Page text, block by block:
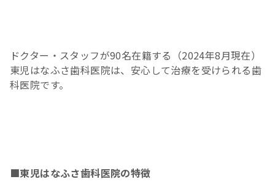
ドクター・スタッフが90名在籍する（2024年8月現在）
東児はなふさ歯科医院は、安心して治療を受けられる歯
科医院です。
■東児はなふさ歯科医院の特徴